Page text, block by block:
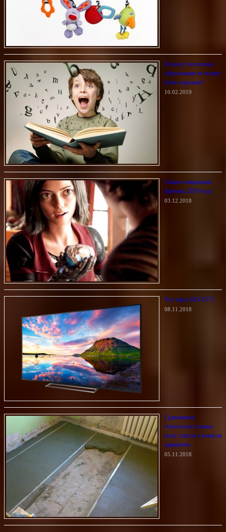
Почему бесплатное
образование не может
быть хорошим?
10.02.2019
Самые ожидаемые
фильмы 2019 года
03.12.2018
Что такое HD-TVI?
08.11.2018
Сравниваем
технологии стяжки
пола: плюсы и минусы
вариантов
05.11.2018